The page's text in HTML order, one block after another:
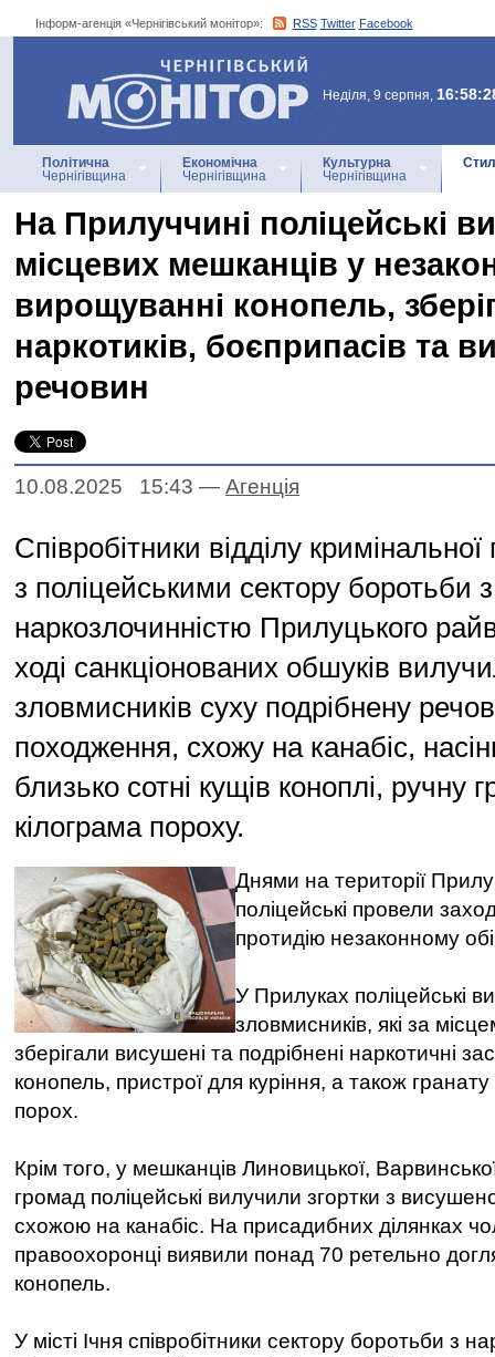
Інформ-агенція «Чернігівський монітор»: RSS Twitter Facebook
Інформ-агенція
«Чернігівський монітор»
Неділя, 9 серпня,
Політична
Чернігівщина
Економічна
Чернігівщина
Культурна
Чернігівщина
На Прилуччині поліцейські
місцевих мешканців у
вирощуванні конопель,
наркотиків, боєприпасів та
речовин
10.08.2025 15:43 — Агенцiя
Співробітники відділу кримінальної
з поліцейськими сектору боротьби з
наркозлочинністю Прилуцького
ході санкціонованих обшуків
зловмисників суху подрібнену
походження, схожу на канабіс,
близько сотні кущів коноплі, ручну
кілограма пороху.
Днями на території
поліцейські провели
протидію незаконному
У Прилуках поліцейські
зловмисників, які за
зберігали висушені та подрібнені наркотичні
конопель, пристрої для куріння, а також
порох.
Крім того, у мешканців Линовицької,
громад поліцейські вилучили згортки з
схожою на канабіс. На присадибних ділянках
правоохоронці виявили понад 70 ретельно
конопель.
У місті Ічня співробітники сектору боротьби з